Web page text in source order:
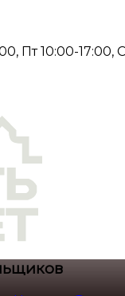
Пт 10:00-17:00,